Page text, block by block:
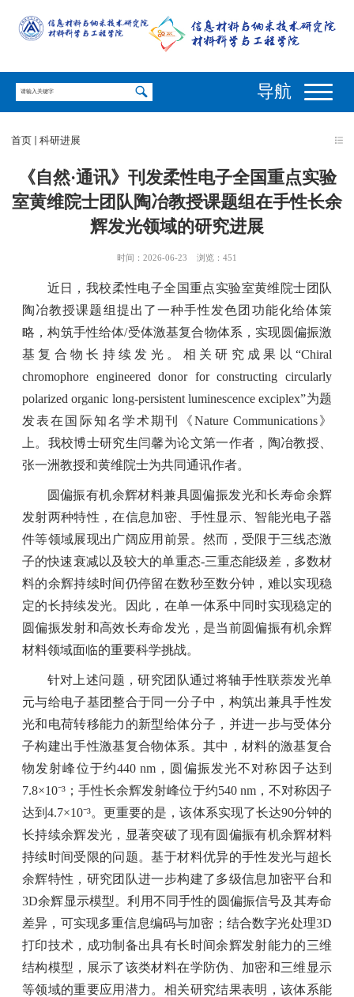
导航
首页 科研进展
《自然·通讯》刊发柔性电子全国重点实验
室黄维院士团队陶冶教授课题组在手性长余
辉发光领域的研究进展
时间：2026-06-23 浏览： 451
近日，我校柔性电子全国重点实验室黄维院士团队
陶冶教授课题组提出了一种手性发色团功能化给体策
略，构筑手性给体/受体激基复合物体系，实现圆偏振激
基复合物长持续发光。相关研究成果以“Chiral
chromophore engineered donor for constructing circularly
polarized organic long-persistent luminescence exciplex”为题
发表在国际知名学术期刊《Nature Communications》
上。我校博士研究生闫馨为论文第一作者，陶冶教授、
张一洲教授和黄维院士为共同通讯作者。
圆偏振有机余辉材料兼具圆偏振发光和长寿命余辉
发射两种特性，在信息加密、手性显示、智能光电子器
件等领域展现出广阔应用前景。然而，受限于三线态激
子的快速衰减以及较大的单重态-三重态能级差，多数材
料的余辉持续时间仍停留在数秒至数分钟，难以实现稳
定的长持续发光。因此，在单一体系中同时实现稳定的
圆偏振发射和高效长寿命发光，是当前圆偏振有机余辉
材料领域面临的重要科学挑战。
针对上述问题，研究团队通过将轴手性联萘发光单
元与给电子基团整合于同一分子中，构筑出兼具手性发
光和电荷转移能力的新型给体分子，并进一步与受体分
子构建出手性激基复合物体系。其中，材料的激基复合
物发射峰位于约440 nm ，圆偏振发光不对称因子达到
7.8×10⁻³ ；手性长余辉发射峰位于约540 nm，不对称因子
达到4.7×10⁻³。更重要的是，该体系实现了长达90分钟的
长持续余辉发光，显著突破了现有圆偏振有机余辉材料
持续时间受限的问题。基于材料优异的手性发光与超长
余辉特性，研究团队进一步构建了多级信息加密平台和
3D余辉显示模型。利用不同手性的圆偏振信号及其寿命
差异，可实现多重信息编码与加密；结合数字光处理3D
打印技术，成功制备出具有长时间余辉发射能力的三维
结构模型，展示了该类材料在学防伪、加密和三维显示
等领域的重要应用潜力。相关研究结果表明，该体系能